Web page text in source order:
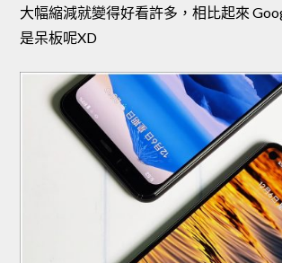
大幅縮減就變得好看許多，相比起來
是呆板呢XD